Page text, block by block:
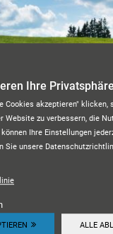
Ihre
Cookies akzeptieren"
Website zu verbessern, die
Ihre Einstellungen
Sie unsere
ALLE